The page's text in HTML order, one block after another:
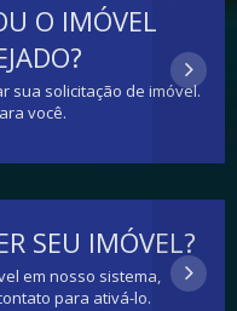
O IMÓVEL
sua solicitação de imóvel.
você.
SEU IMÓVEL?
em nosso sistema,
para ativá-lo.